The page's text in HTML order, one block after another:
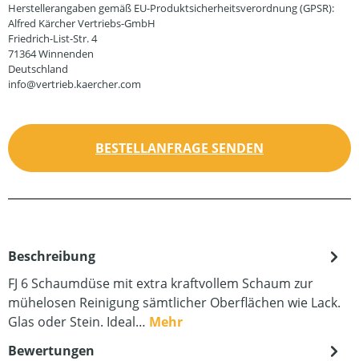
Herstellerangaben gemäß EU-Produktsicherheitsverordnung (GPSR):
Alfred Kärcher Vertriebs-GmbH
Friedrich-List-Str. 4
71364 Winnenden
Deutschland
info@vertrieb.kaercher.com
BESTELLANFRAGE SENDEN
Beschreibung
FJ 6 Schaumdüse mit extra kraftvollem Schaum zur
mühelosen Reinigung sämtlicher Oberflächen wie Lack.
Glas oder Stein. Ideal… Mehr
Bewertungen